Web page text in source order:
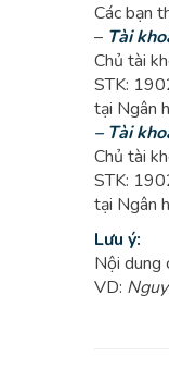
Các bạn
– Tài
Chủ tài
STK:
tại Ngân
– Tài
Chủ tài
STK:
tại Ngân
Lưu ý:
Nội dung
VD: